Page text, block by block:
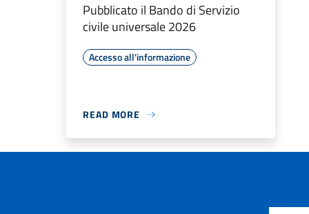
Pubblicato il Bando di Servizio
civile universale 2026
Accesso all'informazione
READ MORE